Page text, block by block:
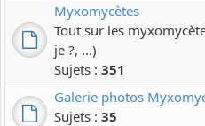
Myxomycètes
Tout sur les
je ?, ...)
Sujets : 351
Galerie photos
Sujets : 35